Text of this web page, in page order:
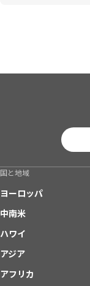
国と地域
ヨーロッパ
中南米
ハワイ
アジア
アフリカ